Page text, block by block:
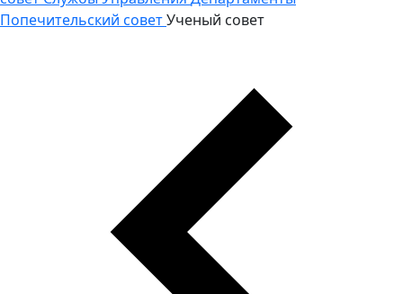
Попечительский советУченый совет